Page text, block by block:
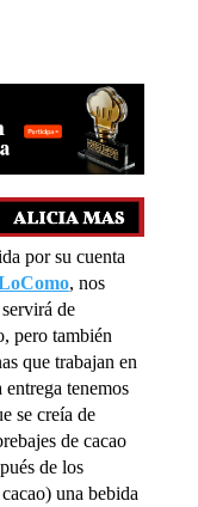
por su cuenta
, nos
de
pero también
que trabajan en
tenemos
se creía de
de cacao
de los
una bebida